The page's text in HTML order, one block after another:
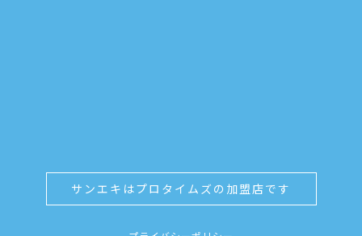
サンエキはプロタイムズの加盟店です